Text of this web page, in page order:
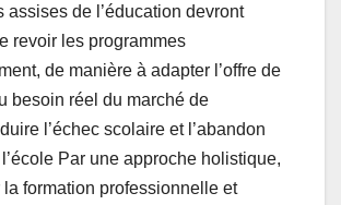
assises de l’éducation devront
revoir les programmes
de manière à adapter l’offre de
besoin réel du marché de
l’échec scolaire et l’abandon
Par une approche holistique,
formation professionnelle et